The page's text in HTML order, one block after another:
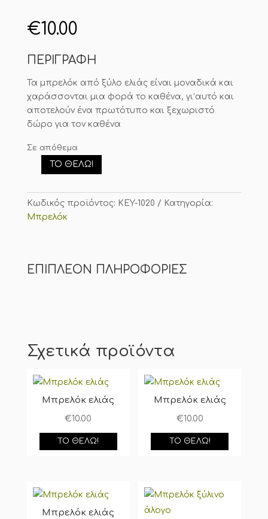
€10.00
ΠΕΡΙΓΡΑΦΗ
Τα μπρελόκ από ξύλο ελιάς είναι μοναδικά και
χαράσσονται μια φορά το καθένα, γι’αυτό και
αποτελούν ένα πρωτότυπο και ξεχωριστό
δώρο για τον καθένα
Σε απόθεμα
ποσότητα
ΤΟ ΘΈΛΩ!
Κωδικός προϊόντος: KEY-1020
Κατηγορία:
Μπρελόκ
ΕΠΙΠΛΈΟΝ ΠΛΗΡΟΦΟΡΊΕΣ
Σχετικά προϊόντα
Μπρελόκ ελιάς
€10.00
ΤΟ ΘΈΛΩ!
Μπρελόκ ελιάς
€10.00
ΤΟ ΘΈΛΩ!
Μπρελόκ ελιάς